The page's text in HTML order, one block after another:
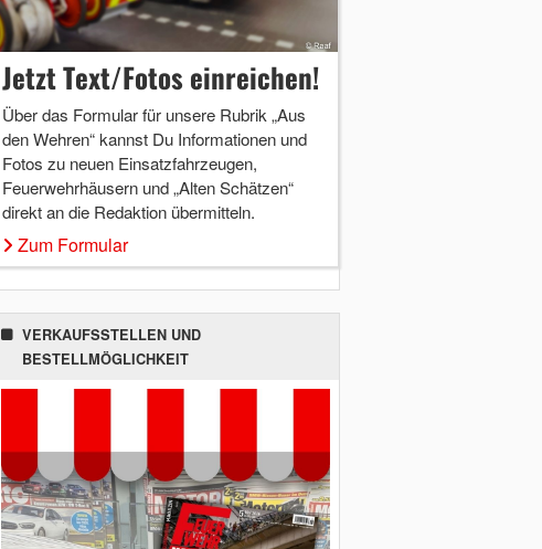
Jetzt Text/Fotos einreichen!
Über das Formular für unsere Rubrik „Aus
den Wehren“ kannst Du Informationen und
Fotos zu neuen Einsatzfahrzeugen,
Feuerwehrhäusern und „Alten Schätzen“
direkt an die Redaktion übermitteln.
Zum Formular
VERKAUFSSTELLEN UND
BESTELLMÖGLICHKEIT